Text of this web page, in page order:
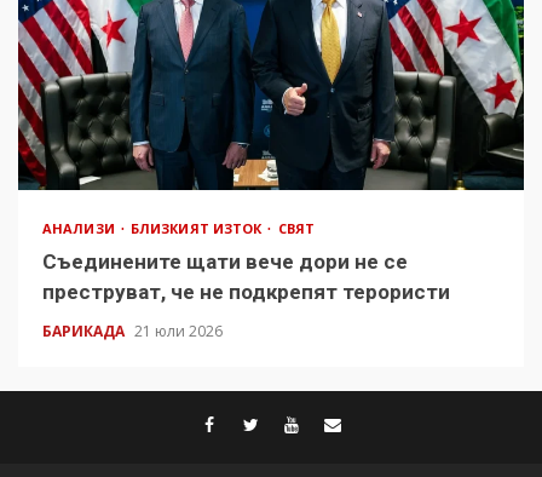
АНАЛИЗИ БЛИЗКИЯТ ИЗТОК СВЯТ
Съединените щати вече дори не се
преструват, че не подкрепят терористи
БАРИКАДА 21 юли 2026
facebook
twitter
youtube